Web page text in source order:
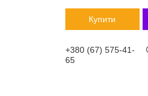
Купити
+380 (67) 575-41-
65